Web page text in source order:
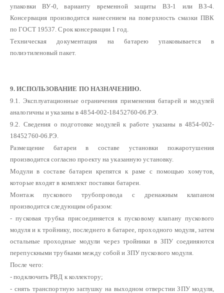
упаковки ВУ-0, варианту временной защиты ВЗ-1 или ВЗ-4.
Консервация производится нанесением на поверхность смазки ПВК
по ГОСТ 19537. Срок консервации 1 год.
Техническая документация на батарею упаковывается в
полиэтиленовый пакет.
9. ИСПОЛЬЗОВАНИЕ ПО НАЗНАЧЕНИЮ.
9.1. Эксплуатационные ограничения применения батарей и модулей
аналогичны и указаны в 4854-002-18452760-06.РЭ.
9.2. Сведения о подготовке модулей к работе указаны в 4854-002-
18452760-06.РЭ.
Размещение батареи в составе установки пожаротушения
производится согласно проекту на указанную установку.
Модули в составе батареи крепятся к раме с помощью хомутов,
которые входят в комплект поставки батареи.
Монтаж пускового трубопровода с дренажным клапаном
производится следующим образом:
- пусковая трубка присоединяется к пусковому клапану пускового
модуля и к тройнику, последнего в батарее, проходного модуля, затем
остальные проходные модули через тройники в ЗПУ соединяются
перепускными трубками между собой и ЗПУ пускового модуля.
После чего:
- подключить РВД к коллектору;
- снять транспортную заглушку на выходном отверстии ЗПУ модуля,